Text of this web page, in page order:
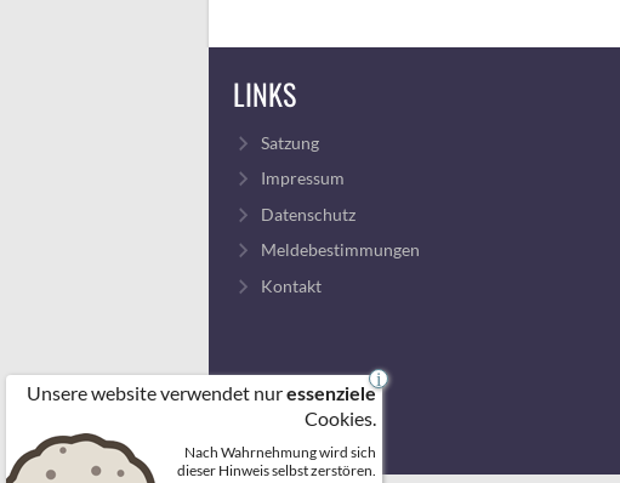
LINKS
Satzung
Impressum
Datenschutz
Meldebestimmungen
Kontakt
Unsere website verwendet nuressenziele
Cookies.
Nach Wahrnehmung wird sich
dieser Hinweis selbst zerstören.
i